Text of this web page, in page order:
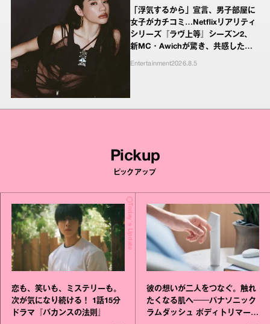
「浮気するから」宣言、男子部屋に
女子がカチコミ…Netflixリアリティ
シリーズ『ラヴ上等』シーズン2、
新MC・Awichが驚き、共感したヤ
Entertainment2026.8.5
Pickup
ピックアップ
Today's Update
恋も、笑いも、ミステリーも。
次が気になり続ける！ 1話15分
ドラマ『バカンスの法則』
彼の想いが二人をつなぐ。触れ
たくなる肌へ──パナソニック
ラムダッシュ ボディトリマーが